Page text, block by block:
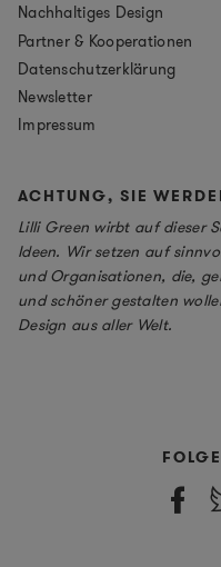
Nachhaltiges Design
Partner & Kooperationen
Datenschutzerklärung
Newsletter
Impressum
ACHTUNG, SIE
Lilli Green wirbt auf dieser
Ideen. Wir setzen auf
und Organisationen, die,
und schöner gestalten
Design aus aller Welt.